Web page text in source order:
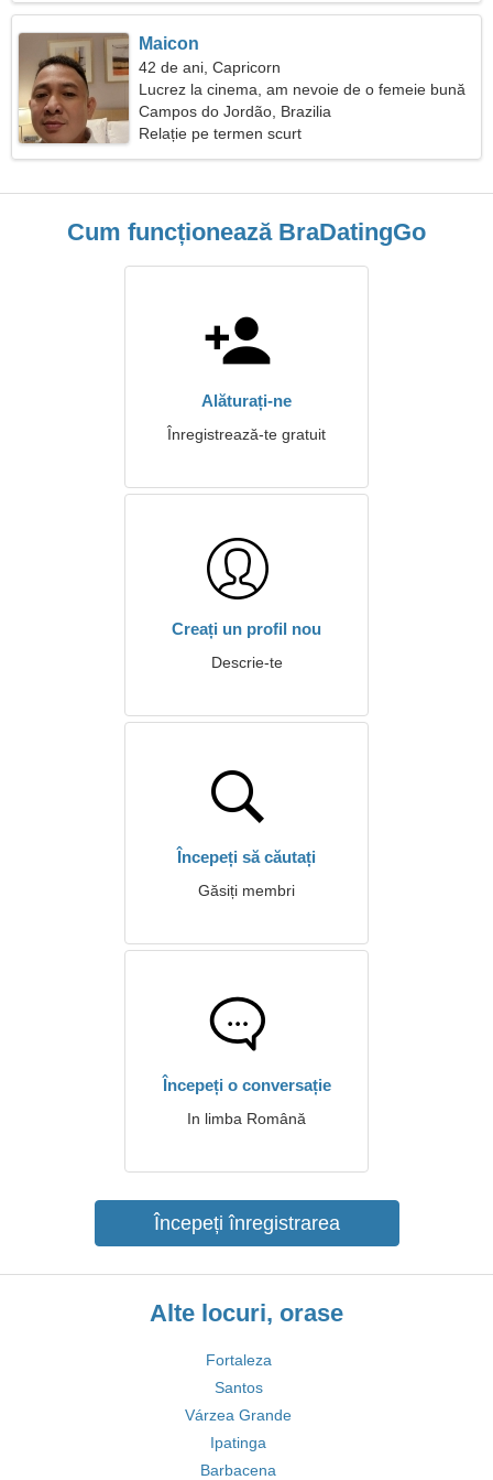
Maicon
42 de ani, Capricorn
Lucrez la cinema, am nevoie de o femeie bună
Campos do Jordão, Brazilia
Relație pe termen scurt
Cum funcționează BraDatingGo
Alăturați-ne
Înregistrează-te gratuit
Creați un profil nou
Descrie-te
Începeți să căutați
Găsiți membri
Începeți o conversație
In limba Română
Începeți înregistrarea
Alte locuri, orase
Fortaleza
Santos
Várzea Grande
Ipatinga
Barbacena